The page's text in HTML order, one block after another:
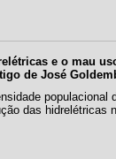
e o mau
de José
populacional
das hidrelétricas